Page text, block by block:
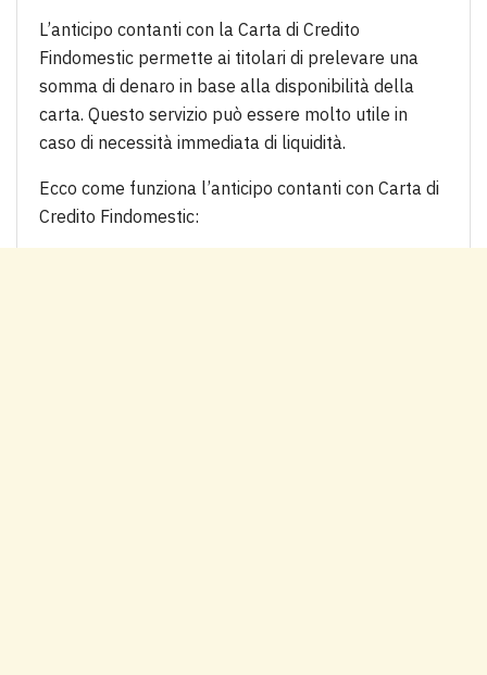
L’anticipo contanti con la Carta di Credito
Findomestic permette ai titolari di prelevare una
somma di denaro in base alla disponibilità della
carta. Questo servizio può essere molto utile in
caso di necessità immediata di liquidità.
Ecco come funziona l’anticipo contanti con Carta di
Credito Findomestic: